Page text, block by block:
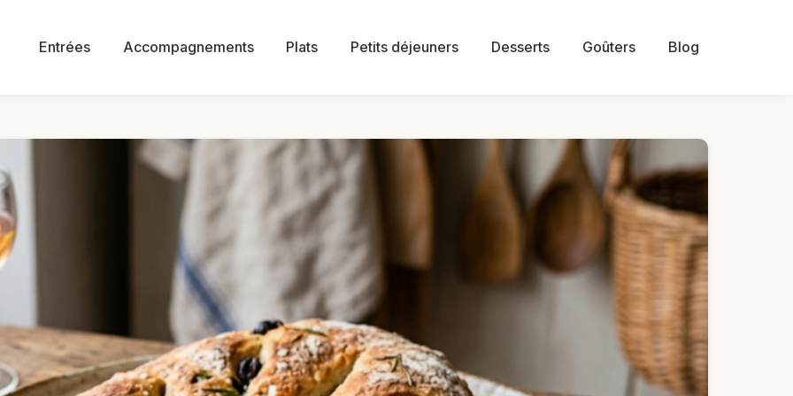
Entrées Accompagnements Plats Petits déjeuners Desserts Goûters Blog